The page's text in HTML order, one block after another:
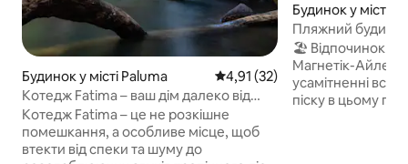
Будинок у місті Paluma Середня оцінка: 4,91 з 5,
4,91 (32)
Котедж Fatima – ваш дім далеко від
дому
Котедж Fatima – це не розкішне
помешкання, а особливе місце, щоб
втекти від спеки та шуму до
Будинок у місті
Пляжний
🏖️ Відпочинок на
Магнетік-Айленд
усамітненні
піску в цьому